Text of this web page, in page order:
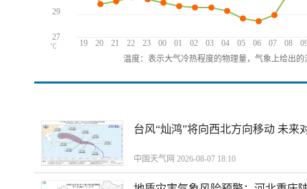
19 20 21 22 23 00 01 02 03 04 05 06 07 08
29
27
℃
温度：表示大气冷热程度的物理量，气象上给出
台风“灿鸿”将向西北方向移动 未来
中国天气网 2026-08-07 18:10